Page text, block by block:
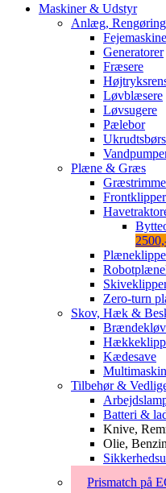
Maskiner & Udstyr
Anlæg,
Generatorer
Fræsere
Løvblæsere
Løvsugere
Pælebor
Plæne & Græs
Zero-turn
Skov, Hæk &
Kædesave
Tilbehør &
Batteri &
Knive,
Olie,
Prismatch på